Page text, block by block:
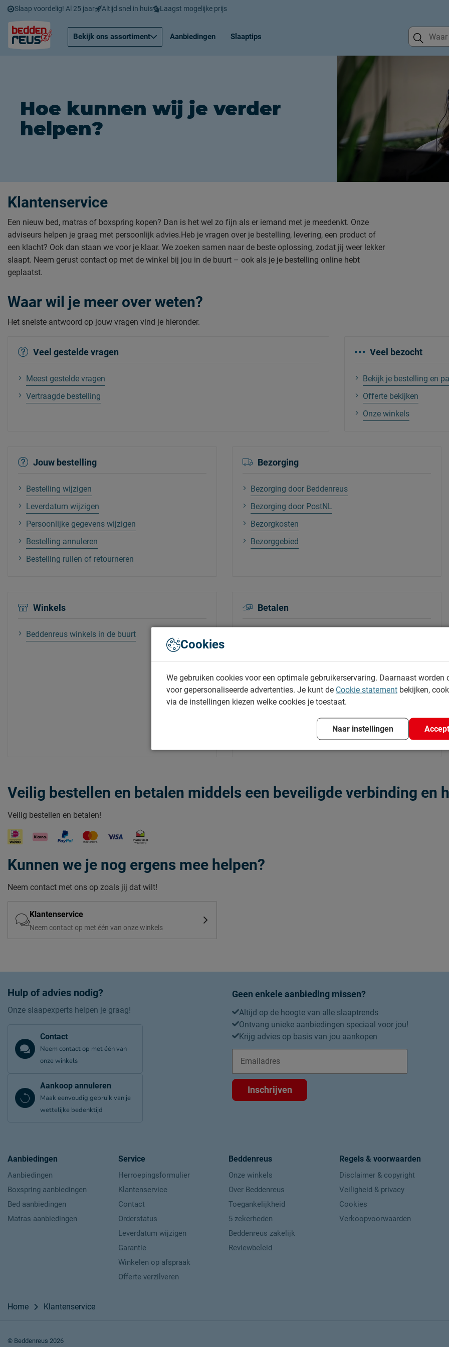
Slaap voordelig! Al 25 jaar Altijd snel in huis Laagst mogelijke prijs
Bekijk ons assortiment Aanbiedingen Slaaptips
Hoe kunnen wij je verder
helpen?
Klantenservice
Een nieuw bed, matras of boxspring kopen? Dan is het wel zo fijn als er iemand met je meedenkt. Onze
adviseurs helpen je graag met persoonlijk advies.Heb je vragen over je bestelling, levering, een product of
een klacht? Ook dan staan we voor je klaar. We zoeken samen naar de beste oplossing, zodat jij weer lekker
slaapt. Neem gerust contact op met de winkel bij jou in de buurt – ook als je je bestelling online hebt
geplaatst.
Waar wil je meer over weten?
Het snelste antwoord op jouw vragen vind je hieronder.
Veel gestelde vragen
Meest gestelde vragen
Vertraagde bestelling
Veel bezocht
Bekijk je bestelling en
Offerte bekijken
Onze winkels
Jouw bestelling
Bestelling wijzigen
Leverdatum wijzigen
Persoonlijke gegevens wijzigen
Bestelling annuleren
Bestelling ruilen of retourneren
Bezorging
Bezorging door Beddenreus
Bezorging door PostNL
Bezorgkosten
Bezorggebied
Winkels
Beddenreus winkels in de buurt
Betalen
Veilig bestellen en betalen middels een beveiligde verbinding en
Veilig bestellen en betalen!
Kunnen we je nog ergens mee helpen?
Neem contact met ons op zoals jij dat wilt!
Klantenservice
Neem contact op met één van onze winkels
Hulp of advies nodig?
Onze slaapexperts helpen je graag!
Contact
Neem contact op met één van
onze winkels
Aankoop annuleren
Maak eenvoudig gebruik van je
wettelijke bedenktijd
Geen enkele aanbieding missen?
Altijd op de hoogte van alle slaaptrends
Ontvang unieke aanbiedingen speciaal voor jou!
Krijg advies op basis van jou aankopen
Inschrijven
Aanbiedingen
Aanbiedingen
Boxspring aanbiedingen
Bed aanbiedingen
Matras aanbiedingen
Service
Herroepingsformulier
Klantenservice
Contact
Orderstatus
Leverdatum wijzigen
Garantie
Winkelen op afspraak
Offerte verzilveren
Beddenreus
Onze winkels
Over Beddenreus
Toegankelijkheid
5 zekerheden
Beddenreus zakelijk
Reviewbeleid
Regels & voorwaarden
Disclaimer & copyright
Veiligheid & privacy
Cookies
Verkoopvoorwaarden
Home Klantenservice
© Beddenreus 2026
Cookies
We gebruiken cookies voor een optimale gebruikerservaring. Daarnaast worden
voor gepersonaliseerde advertenties. Je kunt de Cookie statement bekijken,
via de instellingen kiezen welke cookies je toestaat.
Naar instellingen